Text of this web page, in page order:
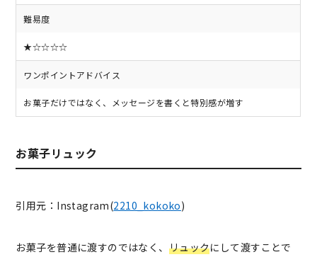
難易度
★☆☆☆☆
ワンポイントアドバイス
お菓子だけではなく、メッセージを書くと特別感が増す
お菓子リュック
引用元：Instagram(2210_kokoko)
お菓子を普通に渡すのではなく、 リュックにして渡すことで